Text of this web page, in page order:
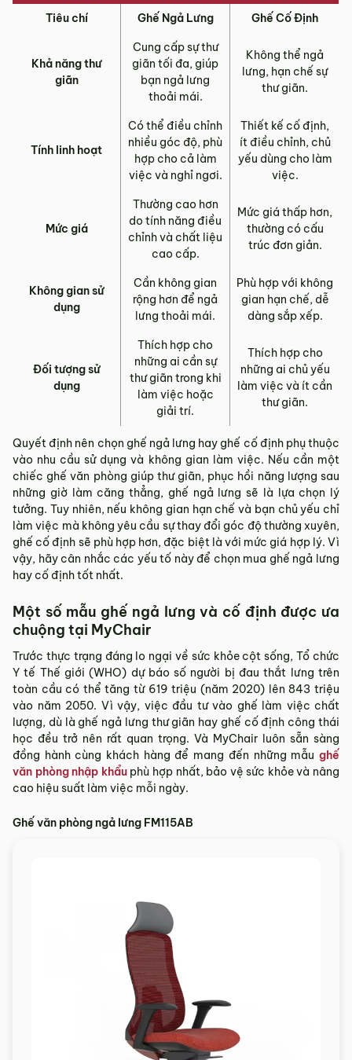
Tiêu chí Ghế Ngả Lưng Ghế Cố Định
Khả năng thư
giãn
Cung cấp sự thư
giãn tối đa, giúp
bạn ngả lưng
thoải mái.
Không thể ngả
lưng, hạn chế sự
thư giãn.
Tính linh hoạt
Có thể điều chỉnh
nhiều góc độ, phù
hợp cho cả làm
việc và nghỉ ngơi.
Thiết kế cố định,
ít điều chỉnh, chủ
yếu dùng cho làm
việc.
Mức giá
Thường cao hơn
do tính năng điều
chỉnh và chất liệu
cao cấp.
Mức giá thấp hơn,
thường có cấu
trúc đơn giản.
Không gian sử
dụng
Cần không gian
rộng hơn để ngả
lưng thoải mái.
Phù hợp với không
gian hạn chế, dễ
dàng sắp xếp.
Đối tượng sử
dụng
Thích hợp cho
những ai cần sự
thư giãn trong khi
làm việc hoặc
giải trí.
Thích hợp cho
những ai chủ yếu
làm việc và ít cần
thư giãn.
Quyết định nên chọn ghế ngả lưng hay ghế cố định phụ thuộc
vào nhu cầu sử dụng và không gian làm việc. Nếu cần một
chiếc ghế văn phòng giúp thư giãn, phục hồi năng lượng sau
những giờ làm căng thẳng, ghế ngả lưng sẽ là lựa chọn lý
tưởng. Tuy nhiên, nếu không gian hạn chế và bạn chủ yếu chỉ
làm việc mà không yêu cầu sự thay đổi góc độ thường xuyên,
ghế cố định sẽ phù hợp hơn, đặc biệt là với mức giá hợp lý. Vì
vậy, hãy cân nhắc các yếu tố này để chọn mua ghế ngả lưng
hay cố định tốt nhất.
Một số mẫu ghế ngả lưng và cố định được ưa
chuộng tại MyChair
Trước thực trạng đáng lo ngại về sức khỏe cột sống, Tổ chức
Y tế Thế giới (WHO) dự báo số người bị đau thắt lưng trên
toàn cầu có thể tăng từ 619 triệu (năm 2020) lên 843 triệu
vào năm 2050. Vì vậy, việc đầu tư vào ghế làm việc chất
lượng, dù là ghế ngả lưng thư giãn hay ghế cố định công thái
học đều trở nên rất quan trọng. Và MyChair luôn sẵn sàng
đồng hành cùng khách hàng để mang đến những mẫu ghế
văn phòng nhập khẩuphù hợp nhất, bảo vệ sức khỏe và nâng
cao hiệu suất làm việc mỗi ngày.
Ghế văn phòng ngả lưng FM115AB